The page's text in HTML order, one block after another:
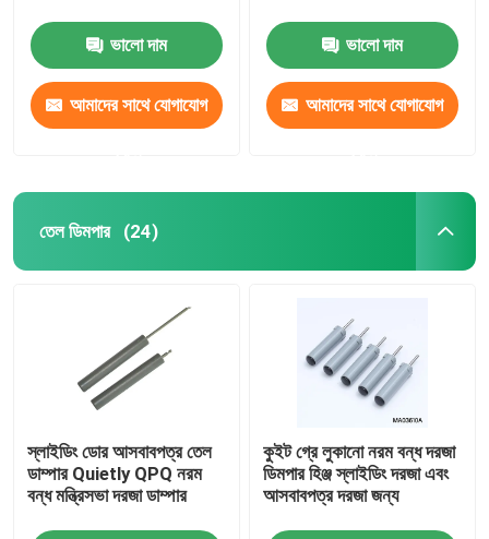
ভালো দাম
আমাদের সাথে যোগাযোগ
ভালো দাম
আমাদের সাথে যোগাযোগ
তেল ডিমপার (24)
স্লাইডিং ডোর আসবাবপত্র তেল
ডাম্পার Quietly QPQ নরম
বন্ধ মন্ত্রিসভা দরজা ডাম্পার
কুইট গ্রে লুকানো নরম বন্ধ দরজা
ডিমপার হিঞ্জ স্লাইডিং দরজা এবং
আসবাবপত্র দরজা জন্য